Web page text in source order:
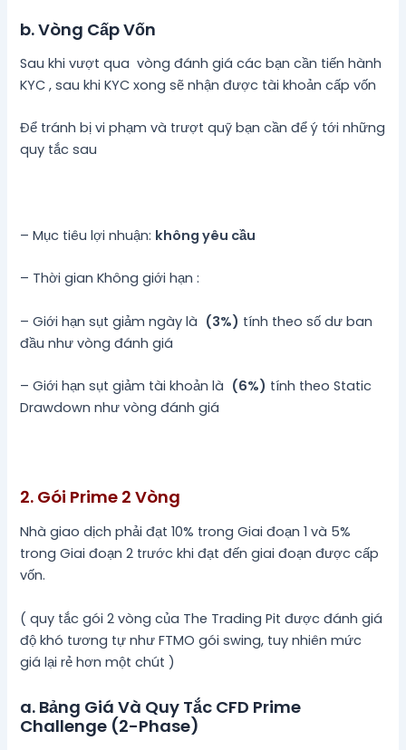
b. Vòng Cấp Vốn
Sau khi vượt qua vòng đánh giá các bạn cần tiến hành
KYC , sau khi KYC xong sẽ nhận được tài khoản cấp vốn
Để tránh bị vi phạm và trượt quỹ bạn cần để ý tới những
quy tắc sau
– Mục tiêu lợi nhuận: không yêu cầu
– Thời gian Không giới hạn :
– Giới hạn sụt giảm ngày là (3%) tính theo số dư ban
đầu như vòng đánh giá
– Giới hạn sụt giảm tài khoản là (6%) tính theo Static
Drawdown như vòng đánh giá
2. Gói Prime 2 Vòng
Nhà giao dịch phải đạt 10% trong Giai đoạn 1 và 5%
trong Giai đoạn 2 trước khi đạt đến giai đoạn được cấp
vốn.
( quy tắc gói 2 vòng của The Trading Pit được đánh giá
độ khó tương tự như FTMO gói swing, tuy nhiên mức
giá lại rẻ hơn một chút )
a. Bảng Giá Và Quy Tắc CFD Prime
Challenge (2-Phase)